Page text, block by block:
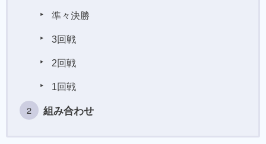
準々決勝
3回戦
2回戦
1回戦
組み合わせ